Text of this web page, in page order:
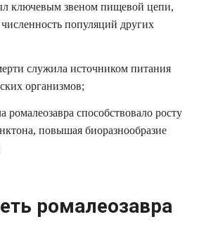
ключевым звеном пищевой цепи,
популяций других
служила источником питания
организмов;
ромалеозавра способствовало росту
повышая биоразнообразие
ромалеозавра